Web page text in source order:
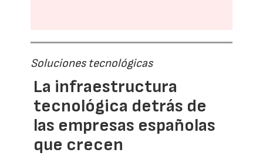
Soluciones tecnológicas
La infraestructura
tecnológica detrás de
las empresas españolas
que crecen